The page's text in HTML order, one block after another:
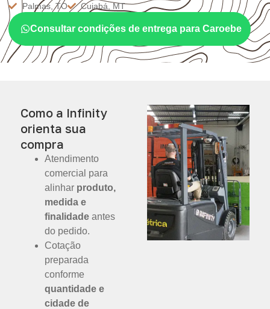
Palmas, TO
Cuiabá, MT
Consultar condições de entrega para Caroebe
Como a Infinity
orienta sua
compra
Atendimento
comercial para
alinhar produto,
medida e
finalidade antes
do pedido.
Cotação
preparada
conforme
quantidade e
cidade de